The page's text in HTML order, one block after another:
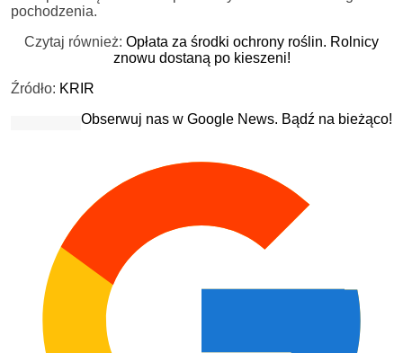
pochodzenia.
Czytaj również: Opłata za środki ochrony roślin. Rolnicy
znowu dostaną po kieszeni!
Źródło: KRIR
Obserwuj nas w Google News. Bądź na bieżąco!